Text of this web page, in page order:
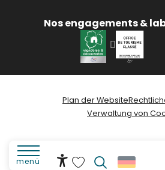
menü
Nos engagements &
Plan der Website
Verwaltung von